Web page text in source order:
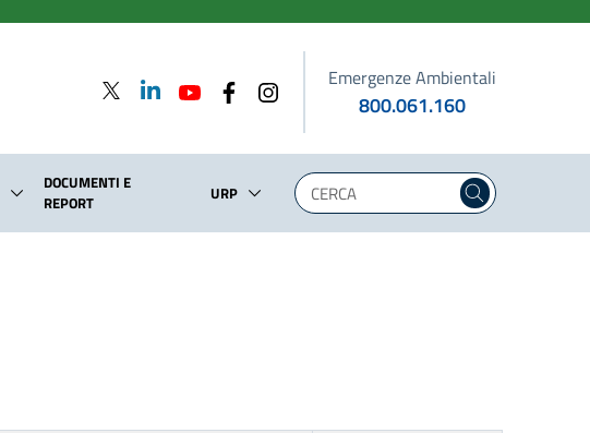
Emergenze Ambientali
800.061.160
DOCUMENTI E
REPORT
URP